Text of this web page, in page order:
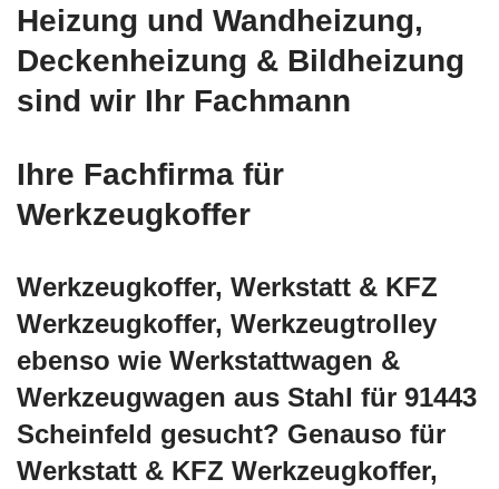
Heizung und Wandheizung,
Deckenheizung & Bildheizung
sind wir Ihr Fachmann
Ihre Fachfirma für
Werkzeugkoffer
Werkzeugkoffer, Werkstatt & KFZ
Werkzeugkoffer, Werkzeugtrolley
ebenso wie Werkstattwagen &
Werkzeugwagen aus Stahl für 91443
Scheinfeld gesucht? Genauso für
Werkstatt & KFZ Werkzeugkoffer,